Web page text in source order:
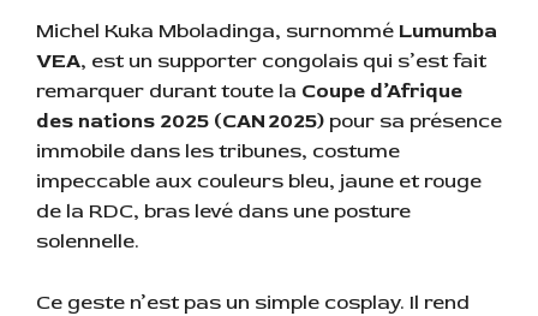
Michel Kuka Mboladinga, surnommé Lumumba
VEA, est un supporter congolais qui s’est fait
remarquer durant toute la Coupe d’Afrique
des nations 2025 (CAN 2025) pour sa présence
immobile dans les tribunes, costume
impeccable aux couleurs bleu, jaune et rouge
de la RDC, bras levé dans une posture
solennelle.
Ce geste n’est pas un simple cosplay. Il rend